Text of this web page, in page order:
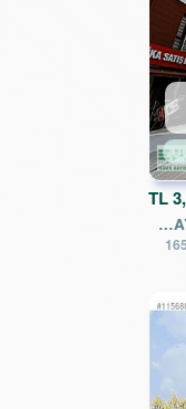
TL
EPA UĞURDAN ADALET SARAYI KARŞISI SATILIK EBEVEYN BANYOLU 3+1